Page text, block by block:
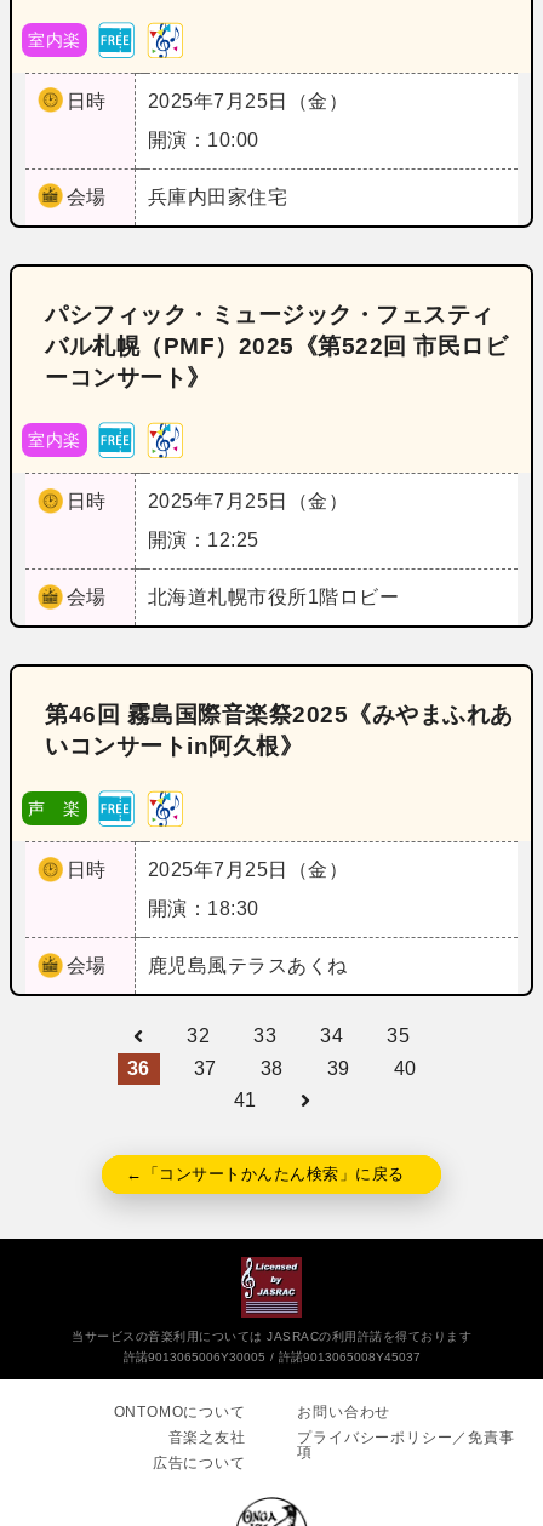
室内楽
日時
2025年7月25日（金）
開演：10:00
会場 兵庫内田家住宅
パシフィック・ミュージック・フェスティ
バル札幌（PMF）2025《第522回 市民ロビ
ーコンサート》
室内楽
日時
2025年7月25日（金）
開演：12:25
会場 北海道札幌市役所1階ロビー
第46回 霧島国際音楽祭2025《みやまふれあ
いコンサートin阿久根》
声 楽
日時
2025年7月25日（金）
開演：18:30
会場 鹿児島風テラスあくね
32 33 34
35
36
37 38 39
40
41
←「コンサートかんたん検索」に戻る
当サービスの音楽利用については JASRACの利用許諾を得ております
許諾9013065006Y30005
許諾9013065008Y45037
ONTOMOについて
音楽之友社
広告について
お問い合わせ
プライバシーポリシー／免責事
項